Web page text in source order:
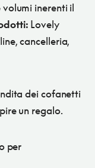
inerenti il
Lovely
cancelleria,
dei cofanetti
un regalo.
per